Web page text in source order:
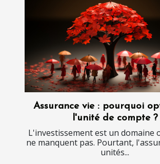
Assurance vie : pourquoi
l'unité de compte ?
L'investissement est un domaine
ne manquent pas. Pourtant,
unités...